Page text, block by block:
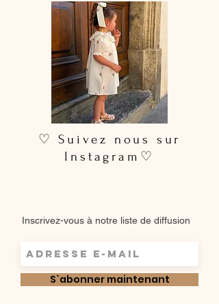
♡ Suivez nous sur
Instagram♡
Inscrivez-vous à notre liste de diffusion
S`abonner maintenant